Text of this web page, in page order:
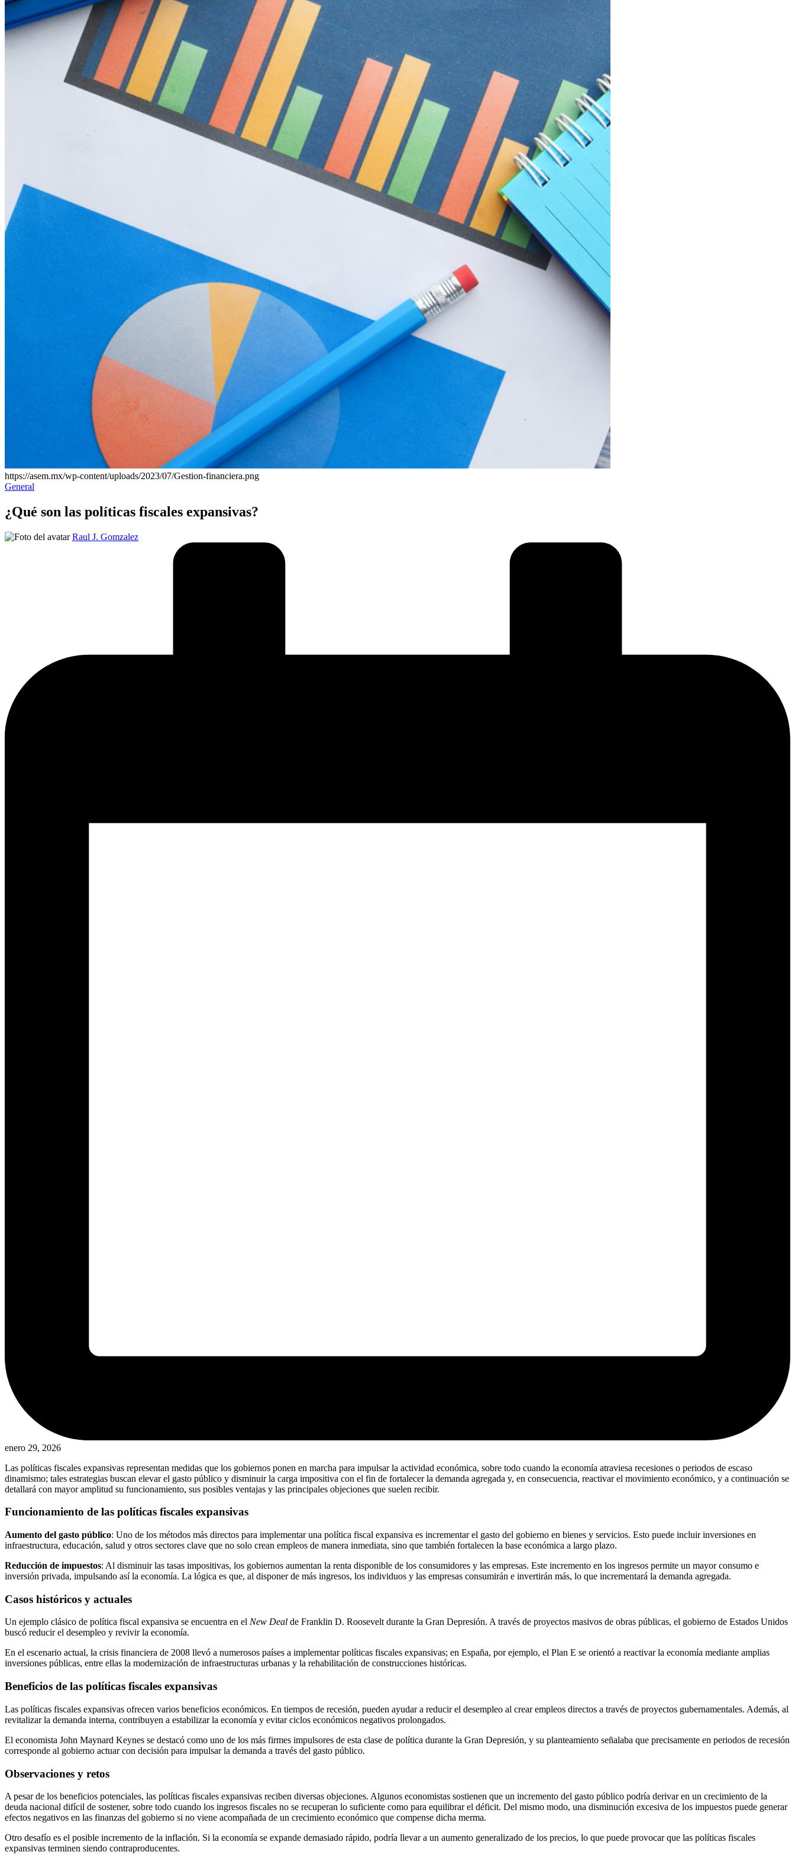
https://asem.mx/wp-content/uploads/2023/07/Gestion-financiera.png
Publicado
General
¿Qué son las políticas fiscales expansivas?
Publicado
Raul J. Gomzalez
enero 29, 2026
Las políticas fiscales expansivas representan medidas que los gobiernos ponen en marcha para impulsar la actividad económica, sobre todo cuando la economía atraviesa recesiones o periodos de escaso
dinamismo; tales estrategias buscan elevar el gasto público y disminuir la carga impositiva con el fin de fortalecer la demanda agregada y, en consecuencia, reactivar el movimiento económico, y a continuación se
detallará con mayor amplitud su funcionamiento, sus posibles ventajas y las principales objeciones que suelen recibir.
Funcionamiento de las políticas fiscales expansivas
Aumento del gasto público: Uno de los métodos más directos para implementar una política fiscal expansiva es incrementar el gasto del gobierno en bienes y servicios. Esto puede incluir inversiones en
infraestructura, educación, salud y otros sectores clave que no solo crean empleos de manera inmediata, sino que también fortalecen la base económica a largo plazo.
Reducción de impuestos: Al disminuir las tasas impositivas, los gobiernos aumentan la renta disponible de los consumidores y las empresas. Este incremento en los ingresos permite un mayor consumo e
inversión privada, impulsando así la economía. La lógica es que, al disponer de más ingresos, los individuos y las empresas consumirán e invertirán más, lo que incrementará la demanda agregada.
Casos históricos y actuales
Un ejemplo clásico de política fiscal expansiva se encuentra en el New Deal de Franklin D. Roosevelt durante la Gran Depresión. A través de proyectos masivos de obras públicas, el gobierno de Estados Unidos
buscó reducir el desempleo y revivir la economía.
En el escenario actual, la crisis financiera de 2008 llevó a numerosos países a implementar políticas fiscales expansivas; en España, por ejemplo, el Plan E se orientó a reactivar la economía mediante amplias
inversiones públicas, entre ellas la modernización de infraestructuras urbanas y la rehabilitación de construcciones históricas.
Beneficios de las políticas fiscales expansivas
Las políticas fiscales expansivas ofrecen varios beneficios económicos. En tiempos de recesión, pueden ayudar a reducir el desempleo al crear empleos directos a través de proyectos gubernamentales. Además, al
revitalizar la demanda interna, contribuyen a estabilizar la economía y evitar ciclos económicos negativos prolongados.
El economista John Maynard Keynes se destacó como uno de los más firmes impulsores de esta clase de política durante la Gran Depresión, y su planteamiento señalaba que precisamente en periodos de recesión
corresponde al gobierno actuar con decisión para impulsar la demanda a través del gasto público.
Observaciones y retos
A pesar de los beneficios potenciales, las políticas fiscales expansivas reciben diversas objeciones. Algunos economistas sostienen que un incremento del gasto público podría derivar en un crecimiento de la
deuda nacional difícil de sostener, sobre todo cuando los ingresos fiscales no se recuperan lo suficiente como para equilibrar el déficit. Del mismo modo, una disminución excesiva de los impuestos puede generar
efectos negativos en las finanzas del gobierno si no viene acompañada de un crecimiento económico que compense dicha merma.
Otro desafío es el posible incremento de la inflación. Si la economía se expande demasiado rápido, podría llevar a un aumento generalizado de los precios, lo que puede provocar que las políticas fiscales
expansivas terminen siendo contraproducentes.